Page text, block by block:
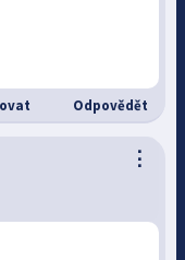
Odpovědět
⋮